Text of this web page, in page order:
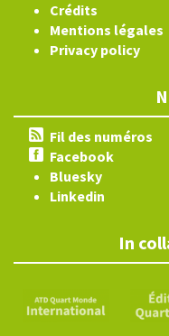
Crédits
Mentions légales
Privacy policy
Fil des numéros
Facebook
Bluesky
Linkedin
In